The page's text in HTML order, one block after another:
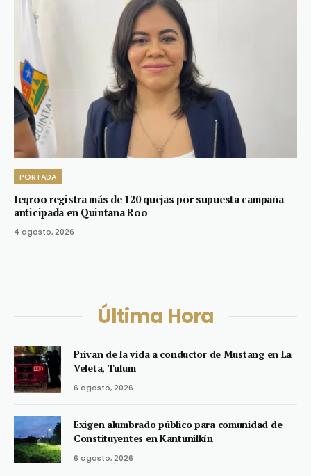
PORTADA
Ieqroo registra más de 120 quejas por supuesta campaña
anticipada en Quintana Roo
4 agosto, 2026
Última Hora
Privan de la vida a conductor de Mustang en La
Veleta, Tulum
6 agosto, 2026
Exigen alumbrado público para comunidad de
Constituyentes en Kantunilkín
6 agosto, 2026